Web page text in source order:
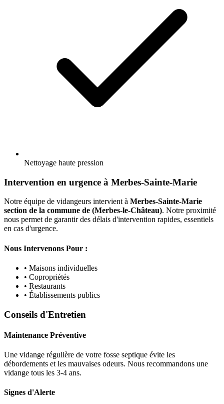
Nettoyage haute pression
Intervention en urgence à Merbes-Sainte-Marie
Notre équipe de vidangeurs intervient à Merbes-Sainte-Marie
section de la commune de (Merbes-le-Château). Notre proximité
nous permet de garantir des délais d'intervention rapides, essentiels
en cas d'urgence.
Nous Intervenons Pour :
• Maisons individuelles
• Copropriétés
• Restaurants
• Établissements publics
Conseils d'Entretien
Maintenance Préventive
Une vidange régulière de votre fosse septique évite les
débordements et les mauvaises odeurs. Nous recommandons une
vidange tous les 3-4 ans.
Signes d'Alerte